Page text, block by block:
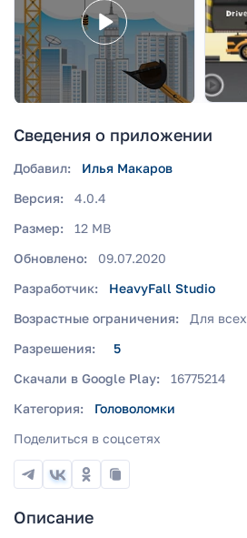
Сведения о приложении
Добавил:
Илья Макаров
Версия:
4.0.4
Размер:
12 MB
Обновлено:
09.07.2020
Разработчик:
HeavyFall Studio
Возрастные ограничения:
Для всех
Разрешения:
5
Скачали в Google Play:
16775214
Категория:
Головоломки
Поделиться в соцсетях
Описание